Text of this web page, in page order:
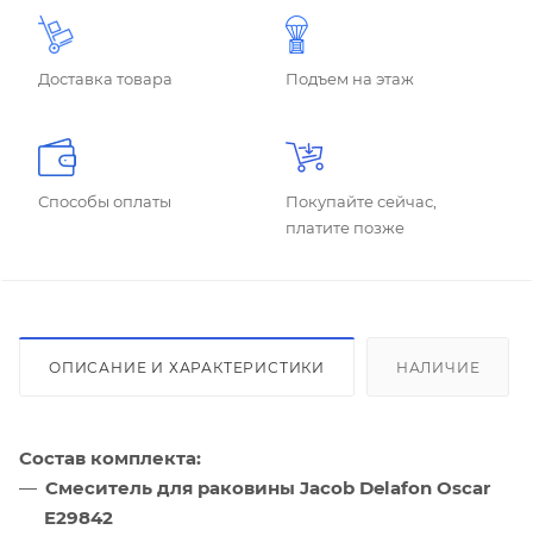
Доставка товара Подъем на этаж
Способы оплаты
Покупайте сейчас,
платите позже
ОПИСАНИЕ И ХАРАКТЕРИСТИКИ НАЛИЧИЕ
Состав комплекта:
Смеситель для раковины Jacob Delafon Oscar
E29842